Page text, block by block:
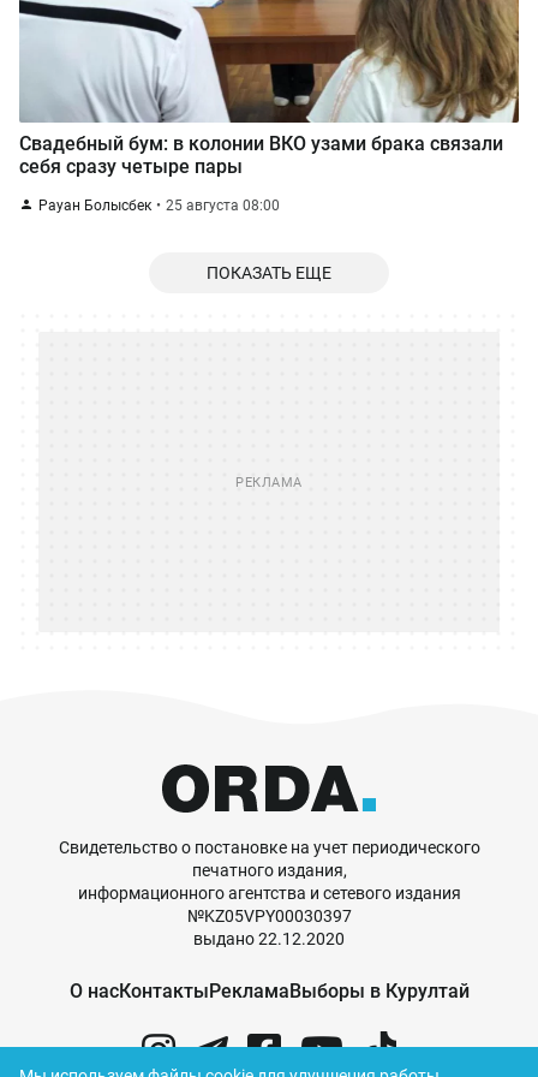
Свадебный бум: в колонии ВКО узами брака связали
себя сразу четыре пары
Рауан Болысбек 25 августа 08:00
ПОКАЗАТЬ ЕЩЕ
Свидетельство о постановке на учет периодического
печатного издания,
информационного агентства и сетевого издания
№KZ05VPY00030397
выдано 22.12.2020
О насКонтактыРекламаВыборы в Курултай